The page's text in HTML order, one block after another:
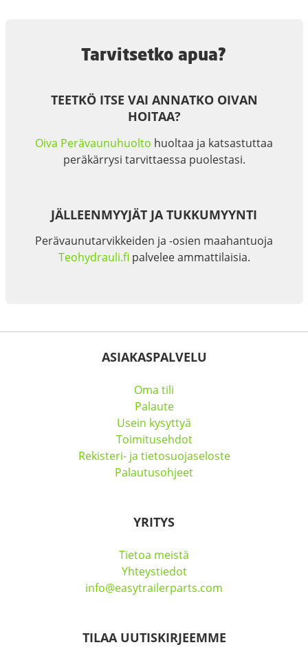
Tarvitsetko apua?
TEETKÖ ITSE VAI ANNATKO OIVAN
HOITAA?
Oiva Perävaunuhuolto huoltaa ja katsastuttaa
peräkärrysi tarvittaessa puolestasi.
JÄLLEENMYYJÄT JA TUKKUMYYNTI
Perävaunutarvikkeiden ja -osien maahantuoja
Teohydrauli.fi palvelee ammattilaisia.
ASIAKASPALVELU
Oma tili
Palaute
Usein kysyttyä
Toimitusehdot
Rekisteri- ja tietosuojaseloste
Palautusohjeet
YRITYS
Tietoa meistä
Yhteystiedot
info@easytrailerparts.com
TILAA UUTISKIRJEEMME